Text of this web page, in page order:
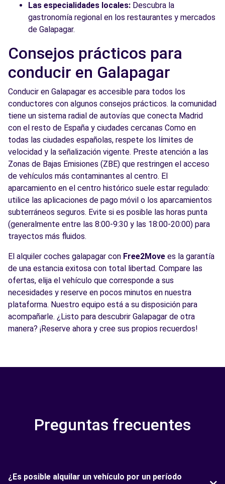
Las especialidades locales: Descubra la
gastronomía regional en los restaurantes y mercados
de Galapagar.
Consejos prácticos para
conducir en Galapagar
Conducir en Galapagar es accesible para todos los
conductores con algunos consejos prácticos. la comunidad
tiene un sistema radial de autovías que conecta Madrid
con el resto de España y ciudades cercanas Como en
todas las ciudades españolas, respete los límites de
velocidad y la señalización vigente. Preste atención a las
Zonas de Bajas Emisiones (ZBE) que restringen el acceso
de vehículos más contaminantes al centro. El
aparcamiento en el centro histórico suele estar regulado:
utilice las aplicaciones de pago móvil o los aparcamientos
subterráneos seguros. Evite si es posible las horas punta
(generalmente entre las 8:00-9:30 y las 18:00-20:00) para
trayectos más fluidos.
El alquiler coches galapagar con Free2Move es la garantía
de una estancia exitosa con total libertad. Compare las
ofertas, elija el vehículo que corresponde a sus
necesidades y reserve en pocos minutos en nuestra
plataforma. Nuestro equipo está a su disposición para
acompañarle. ¿Listo para descubrir Galapagar de otra
manera? ¡Reserve ahora y cree sus propios recuerdos!
Preguntas frecuentes
¿Es posible alquilar un vehículo por un período